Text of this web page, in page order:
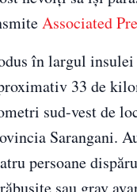
Associated
în largul
33 de
sud-vest de
Sarangani.
persoane
sau grav